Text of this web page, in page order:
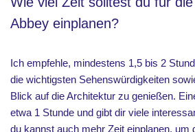
Abbey einplanen?
Ich empfehle, mindestens 1,5 bis 2
die wichtigsten Sehenswürdigkeiten
Blick auf die Architektur zu genießen.
etwa 1 Stunde und gibt dir viele
du kannst auch mehr Zeit einplanen, um